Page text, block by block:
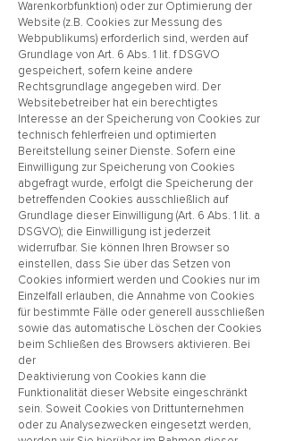
Warenkorbfunktion) oder zur Optimierung der
Website (z.B. Cookies zur Messung des
Webpublikums) erforderlich sind, werden auf
Grundlage von Art. 6 Abs. 1 lit. f DSGVO
gespeichert, sofern keine andere
Rechtsgrundlage angegeben wird. Der
Websitebetreiber hat ein berechtigtes
Interesse an der Speicherung von Cookies zur
technisch fehlerfreien und optimierten
Bereitstellung seiner Dienste. Sofern eine
Einwilligung zur Speicherung von Cookies
abgefragt wurde, erfolgt die Speicherung der
betreffenden Cookies ausschließlich auf
Grundlage dieser Einwilligung (Art. 6 Abs. 1 lit. a
DSGVO); die Einwilligung ist jederzeit
widerrufbar. Sie können Ihren Browser so
einstellen, dass Sie über das Setzen von
Cookies informiert werden und Cookies nur im
Einzelfall erlauben, die Annahme von Cookies
für bestimmte Fälle oder generell ausschließen
sowie das automatische Löschen der Cookies
beim Schließen des Browsers aktivieren. Bei
der
Deaktivierung von Cookies kann die
Funktionalität dieser Website eingeschränkt
sein. Soweit Cookies von Drittunternehmen
oder zu Analysezwecken eingesetzt werden,